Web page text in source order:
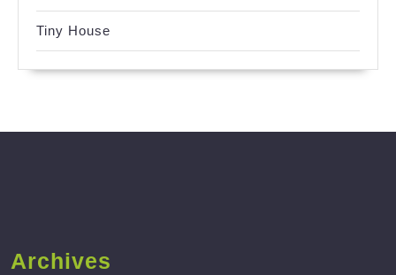
Tiny House
Archives